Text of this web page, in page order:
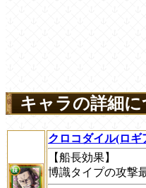
キャラの詳細に
クロコダイル(ロギ
【船長効果】
博識タイプの攻撃